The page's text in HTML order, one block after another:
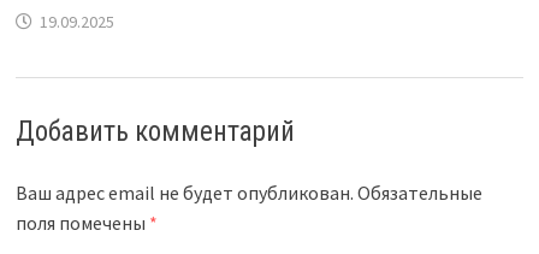
19.09.2025
Добавить комментарий
Ваш адрес email не будет опубликован. Обязательные
поля помечены *